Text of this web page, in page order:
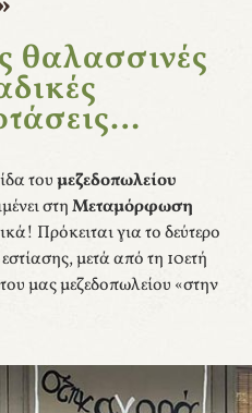
θαλασσινές
τουμεζεδοπωλείου
στηΜεταμόρφωση
Πρόκειται για το δεύτερο
μετά από τη 10ετή
μας μεζεδοπωλείου «στην